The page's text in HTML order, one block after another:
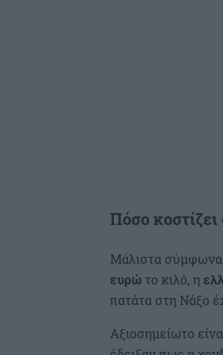
Πόσο
Μάλιστα σύμφωνα
ευρώτο κιλό, η
πατάτα στη Νάξο
Αξιοσημείωτο